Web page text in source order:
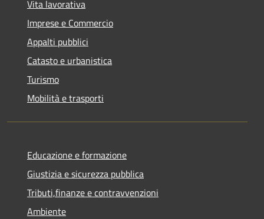
Vita lavorativa
Imprese e Commercio
Appalti pubblici
Catasto e urbanistica
Turismo
Mobilità e trasporti
Educazione e formazione
Giustizia e sicurezza pubblica
Tributi,finanze e contravvenzioni
Ambiente